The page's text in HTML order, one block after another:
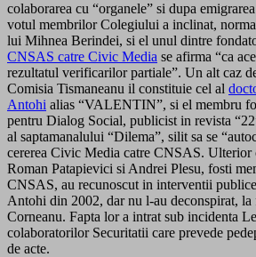
colaborarea cu “organele” si dupa
votul membrilor Colegiului a inclinat,
lui Mihnea Berindei, si el unul dintre
CNSAS catre Civic Media se afirma “ca
rezultatul verificarilor partiale”. Un alt caz
Comisia Tismaneanu il constituie cel al
Antohi alias “VALENTIN”, si el membru
pentru Dialog Social, publicist in revista
al saptamanalului “Dilema”, silit sa se
cererea Civic Media catre CNSAS. Ulterior
Roman Patapievici si Andrei Plesu, fosti
CNSAS, au recunoscut in interventii
Antohi din 2002, dar nu l-au deconspirat, la
Corneanu. Fapta lor a intrat sub incidenta
colaboratorilor Securitatii care prevede
de acte.